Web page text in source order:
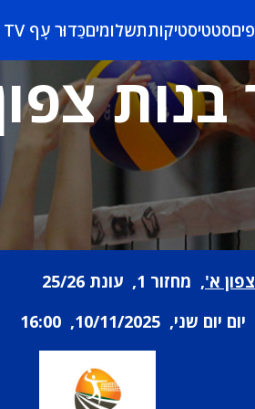
סטטיסטיקותתשלומיםכַּדוּר עָף TV
בנות
א', מחזור 1, עונת 25/26
יום שני, 10/11/2025, 16:00